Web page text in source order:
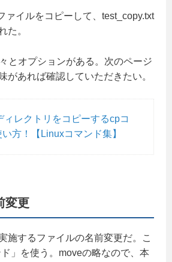
ァイルをコピーして、test_copy.txt
た。
とオプションがある。次のページ
があれば確認していただきたい。
ィレクトリをコピーするcpコ
方！【Linuxコマンド集】
変更
施するファイルの名前変更だ。こ
」を使う。moveの略なので、本